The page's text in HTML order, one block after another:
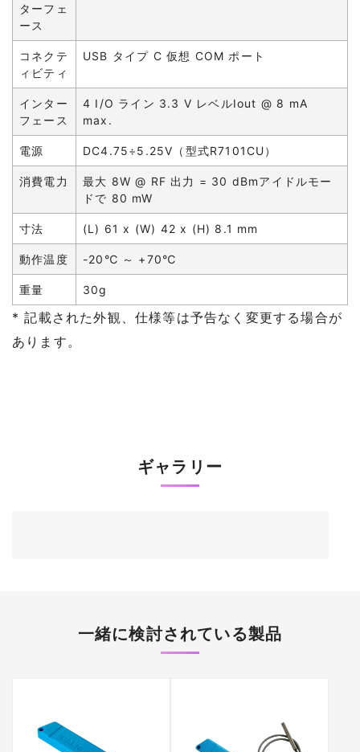
ターフェ
ース
コネクテ
ィビティ
USB タイプ C 仮想 COM ポート
インター
フェース
4 I/O ライン 3.3 V レベルIout @ 8 mA
max.
電源 DC4.75÷5.25V（型式R7101CU）
消費電力
最大 8W @ RF 出力 = 30 dBmアイドルモー
ドで 80 mW
寸法 (L) 61 x (W) 42 x (H) 8.1 mm
動作温度 -20℃ ～ +70℃
重量 30g
* 記載された外観、仕様等は予告なく変更する場合が
あります。
ギャラリー
一緒に検討されている製品